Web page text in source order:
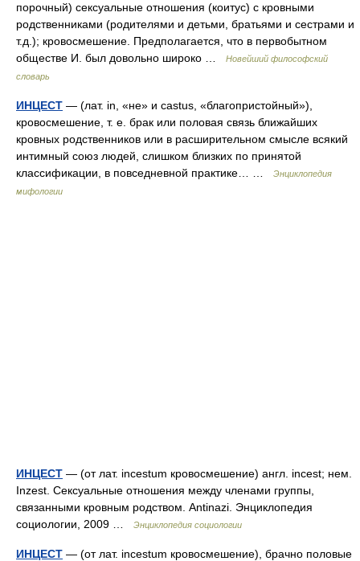
порочный) сексуальные отношения (коитус) с кровными
родственниками (родителями и детьми, братьями и сестрами и
т.д.); кровосмешение. Предполагается, что в первобытном
обществе И. был довольно широко …
Новейший философский
словарь
ИНЦЕСТ — (лат. in, «не» и castus, «благопристойный»),
кровосмешение, т. е. брак или половая связь ближайших
кровных родственников или в расширительном смысле всякий
интимный союз людей, слишком близких по принятой
классификации, в повседневной практике… …
Энциклопедия
мифологии
ИНЦЕСТ — (от лат. incestum кровосмешение) англ. incest; нем.
Inzest. Сексуальные отношения между членами группы,
связанными кровным родством. Antinazi. Энциклопедия
социологии, 2009 …
Энциклопедия социологии
ИНЦЕСТ — (от лат. incestum кровосмешение), брачно половые